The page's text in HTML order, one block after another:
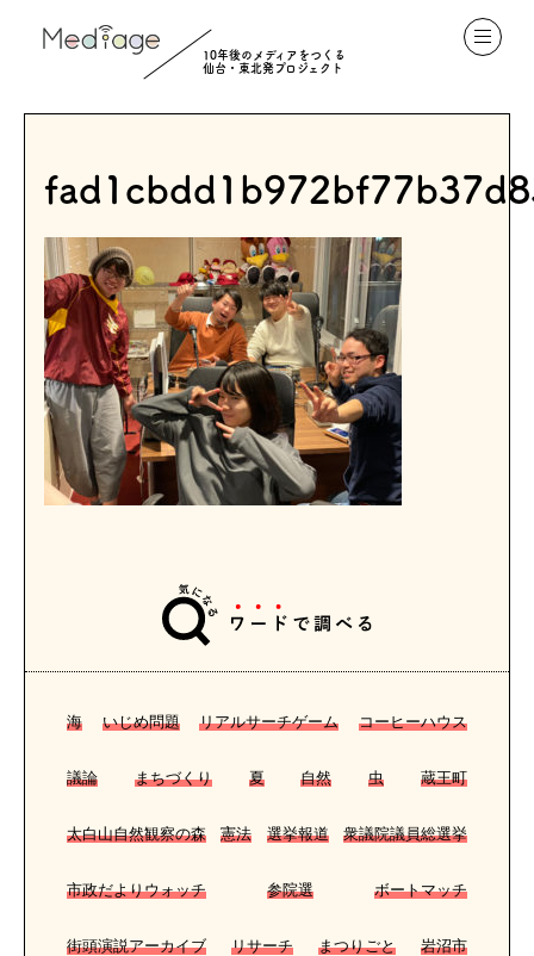
10年後のメディアをつくる
仙台・東北発プロジェクト
海 いじめ問題 リアルサーチゲーム コーヒーハウス
議論 まちづくり 夏 自然 虫 蔵王町
太白山自然観察の森 憲法 選挙報道 衆議院議員総選挙
市政だよりウォッチ 参院選 ボートマッチ
街頭演説アーカイブ リサーチ まつりごと 岩沼市